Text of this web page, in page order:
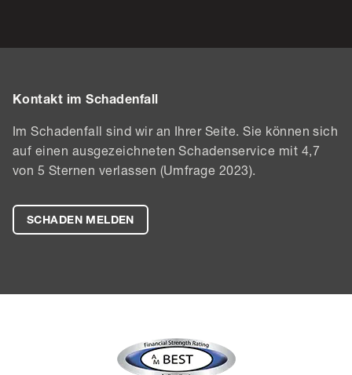
Kontakt im Schadenfall
Im Schadenfall sind wir an Ihrer Seite. Sie können sich
auf einen ausgezeichneten Schadenservice mit 4,7
von 5 Sternen verlassen (Umfrage 2023).
SCHADEN MELDEN